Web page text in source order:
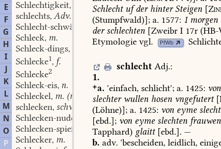
E
F
G
H
I
J
K
L
M
N
O
P
Schlechtigkeit,
schlechts, Adv.
Schlecht-schwätzer
m.
Schleck, m.
Schleck-dings,
Schlecke1, f.
Schlecke2
Schleck-eis, n.
Schleckel, m. (n.)
schlecken, schw.
Schlecken-nudel
Schlecken-spieß
Schlecker, m.
SchlechtufderhinterSteigen [
(Stumpfwald)]; a. 1577: 1 morgen
derschlechten [Zweibr I 17r (HB-
Etymologie vgl. PfWb
schlecht Adj.:
1.
a. 'einfach, schlicht'; a. 1425: von
slechterwullen hosen vngefutert
(Löhne)]; a. 1425: von eyme
[ebd.]; von eyme slechten frauwen
Tapphard) glaitt[ebd.]. —
b. adv. 'bescheiden, leidlich,